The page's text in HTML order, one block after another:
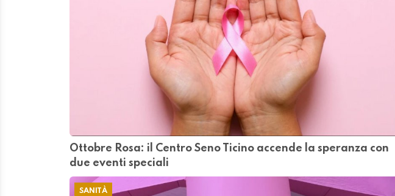
Ottobre Rosa: il Centro Seno Ticino accende la speranza con
due eventi speciali
SANITÀ